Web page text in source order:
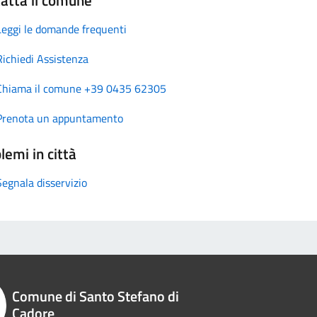
le domande frequenti
Assistenza
il comune +39 0435 62305
un appuntamento
in città
disservizio
Comune di Santo Stefano di